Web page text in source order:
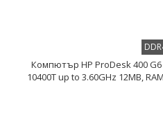
Компютър HP ProDesk 400
10400T up to 3.60GHz 12MB,